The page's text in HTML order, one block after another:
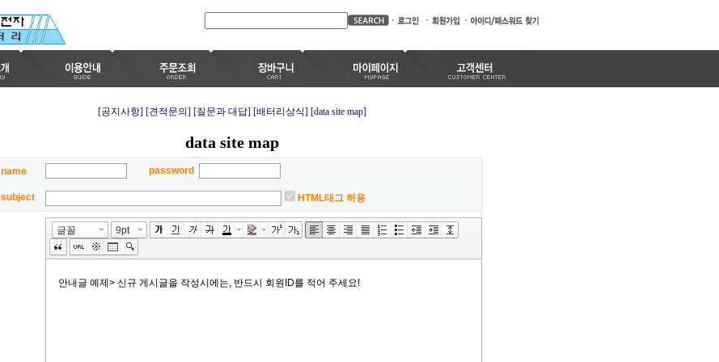
[공지사항] [견적문의] [질문과 대답] [배터리상식] [data site map]
data site map
name password
subject HTML태그 허용